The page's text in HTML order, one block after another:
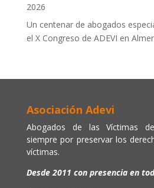
2026
Un centenar de abogados
el X Congreso de ADEVI en
Asociación Adevi
Abogados de las Víctimas
siempre por preservar los
víctimas.
Desde 2011 con presencia en